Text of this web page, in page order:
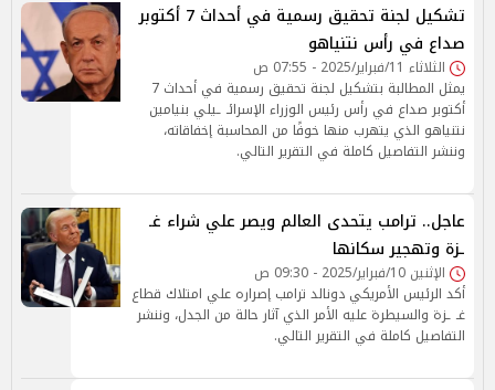
تشكيل لجنة تحقيق رسمية في أحداث 7 أكتوبر
صداع في رأس نتنياهو
الثلاثاء 11/فبراير/2025 - 07:55 ص
يمثل المطالبة بتشكيل لجنة تحقيق رسمية في أحداث 7
أكتوبر صداع في رأس رئيس الوزراء الإسرائـ ـيلي بنيامين
نتنياهو الذي يتهرب منها خوفًا من المحاسبة إخفاقاته،
وننشر التفاصيل كاملة في التقرير التالي.
عاجل.. ترامب يتحدى العالم ويصر علي شراء غـ
ـزة وتهجير سكانها
الإثنين 10/فبراير/2025 - 09:30 ص
أكد الرئيس الأمريكي دونالد ترامب إصراره علي امتلاك قطاع
غـ ـزة والسيطرة عليه الأمر الذي آثار حالة من الجدل، وننشر
التفاصيل كاملة في التقرير التالي.